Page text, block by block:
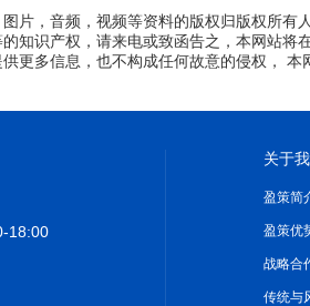
片，音频，视频等资料的版权归版权所
知识产权，请来电或致函告之，本网站
更多信息，也不构成任何故意的侵权， 本
18:00
关于
盈策简
盈策优
战略合
传统与